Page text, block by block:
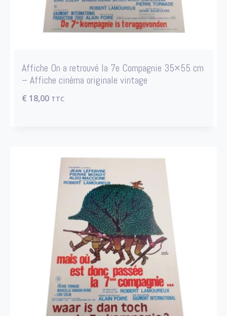
Affiche On a retrouvé la 7e Compagnie 35×55 cm
– Affiche cinéma originale vintage
€ 18,00 TTC